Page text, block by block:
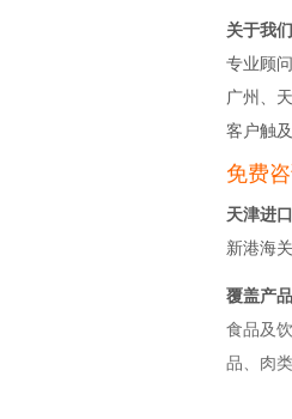
进贸
理企
的进
流、
有丰
处理
针对
工品
品、
客户
确保
求。
关于我们
专业顾
广州、
客户触
免费
天津进
新港海
覆盖产品
食品及
品、肉